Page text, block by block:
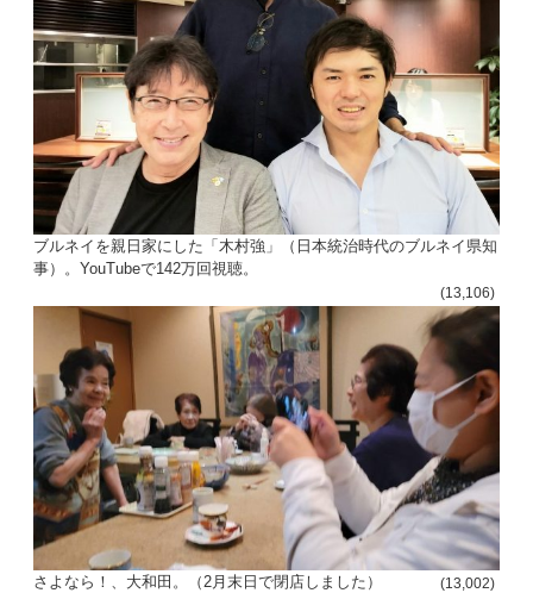
ブルネイを親日家にした「木村強」（日本統治時代のブルネイ県知
事）。YouTubeで142万回視聴。
(13,106)
さよなら！、大和田。（2月末日で閉店しました） (13,002)